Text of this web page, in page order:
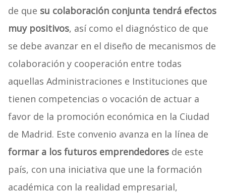
de que su colaboración conjunta tendrá efectos
muy positivos, así como el diagnóstico de que
se debe avanzar en el diseño de mecanismos de
colaboración y cooperación entre todas
aquellas Administraciones e Instituciones que
tienen competencias o vocación de actuar a
favor de la promoción económica en la Ciudad
de Madrid. Este convenio avanza en la línea de
formar a los futuros emprendedoresde este
país, con una iniciativa que une la formación
académica con la realidad empresarial,